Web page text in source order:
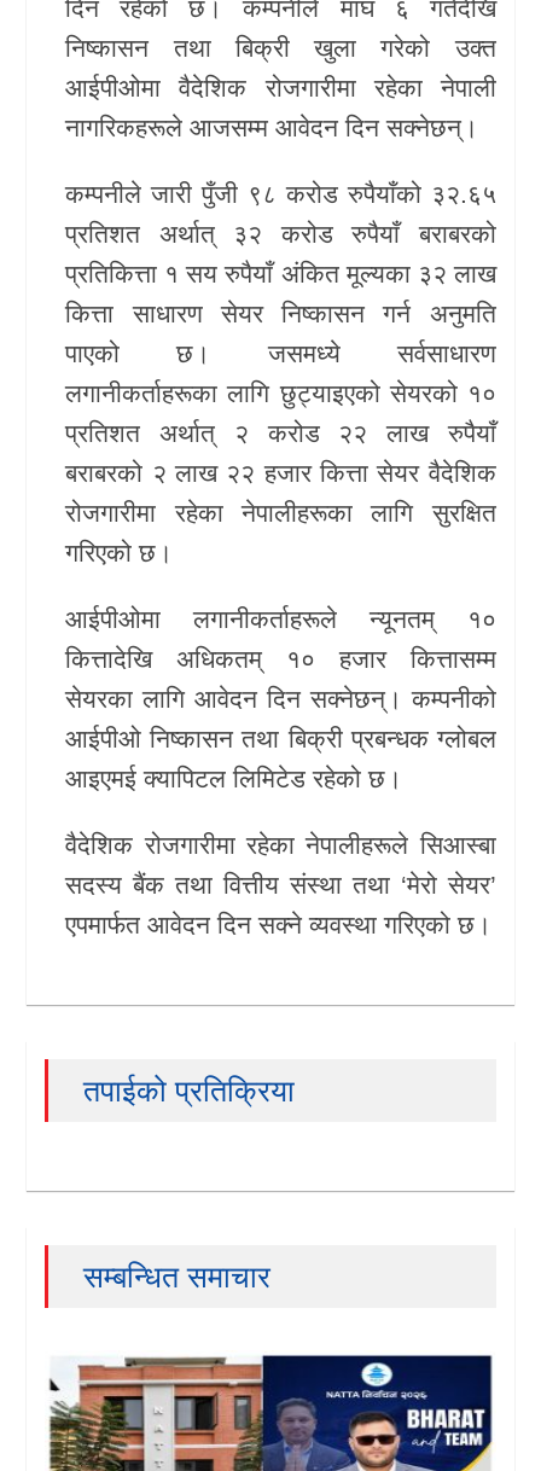
स्वास्थ्य
खेलकुद
Unicode
दिन रहेको छ। कम्पनीले माघ ६ गतेदेखि
निष्कासन तथा बिक्री खुला गरेको उक्त
आईपीओमा वैदेशिक रोजगारीमा रहेका नेपाली
नागरिकहरूले आजसम्म आवेदन दिन सक्नेछन्।
कम्पनीले जारी पुँजी ९८ करोड रुपैयाँको ३२.६५
प्रतिशत अर्थात् ३२ करोड रुपैयाँ बराबरको
प्रतिकित्ता १ सय रुपैयाँ अंकित मूल्यका ३२ लाख
कित्ता साधारण सेयर निष्कासन गर्न अनुमति
पाएको छ। जसमध्ये सर्वसाधारण
लगानीकर्ताहरूका लागि छुट्याइएको सेयरको १०
प्रतिशत अर्थात् २ करोड २२ लाख रुपैयाँ
बराबरको २ लाख २२ हजार कित्ता सेयर वैदेशिक
रोजगारीमा रहेका नेपालीहरूका लागि सुरक्षित
गरिएको छ।
आईपीओमा लगानीकर्ताहरूले न्यूनतम् १०
कित्तादेखि अधिकतम् १० हजार कित्तासम्म
सेयरका लागि आवेदन दिन सक्नेछन्। कम्पनीको
आईपीओ निष्कासन तथा बिक्री प्रबन्धक ग्लोबल
आइएमई क्यापिटल लिमिटेड रहेको छ।
वैदेशिक रोजगारीमा रहेका नेपालीहरूले सिआस्बा
सदस्य बैंक तथा वित्तीय संस्था तथा ‘मेरो सेयर’
एपमार्फत आवेदन दिन सक्ने व्यवस्था गरिएको छ।
तपाईको प्रतिक्रिया
सम्बन्धित समाचार